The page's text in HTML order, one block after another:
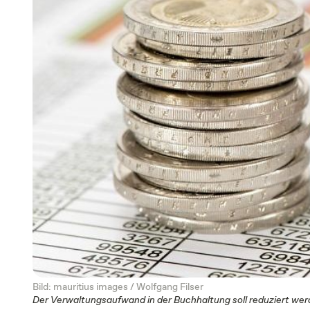
Bild: mauritius images / Wolfgang Filser
Der Verwaltungsaufwand in der Buchhaltung soll reduziert